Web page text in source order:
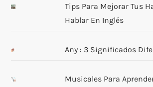
Tips Para Mejorar Tus
Hablar En Inglés
Any : 3 Significados
Musicales Para